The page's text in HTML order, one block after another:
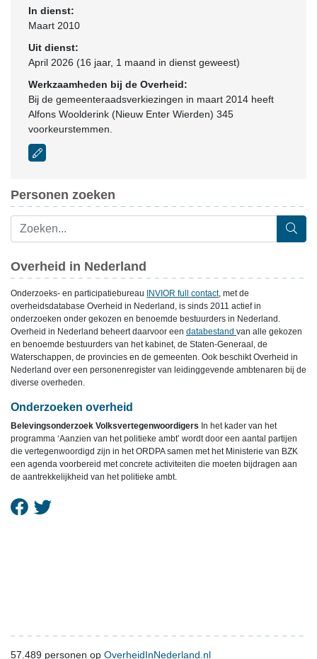
In dienst:
Maart 2010
Uit dienst:
April 2026 (16 jaar, 1 maand in dienst geweest)
Werkzaamheden bij de Overheid:
Bij de gemeenteraadsverkiezingen in maart 2014 heeft
Alfons Woolderink (Nieuw Enter Wierden) 345
voorkeurstemmen.
Personen zoeken
Overheid in Nederland
Onderzoeks- en participatiebureau INVIOR full contact, met de
overheidsdatabase Overheid in Nederland, is sinds 2011 actief in
onderzoeken onder gekozen en benoemde bestuurders in Nederland.
Overheid in Nederland beheert daarvoor een databestand van alle gekozen
en benoemde bestuurders van het kabinet, de Staten-Generaal, de
Waterschappen, de provincies en de gemeenten. Ook beschikt Overheid in
Nederland over een personenregister van leidinggevende ambtenaren bij de
diverse overheden.
Onderzoeken overheid
Belevingsonderzoek Volksvertegenwoordigers In het kader van het
programma ‘Aanzien van het politieke ambt’ wordt door een aantal partijen
die vertegenwoordigd zijn in het ORDPA samen met het Ministerie van BZK
een agenda voorbereid met concrete activiteiten die moeten bijdragen aan
de aantrekkelijkheid van het politieke ambt.
57.489 personen op OverheidInNederland.nl